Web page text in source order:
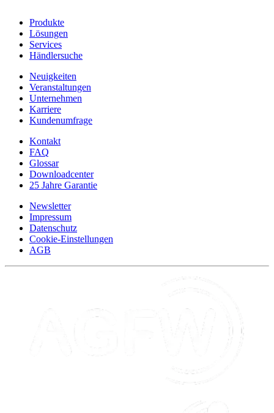
Produkte
Lösungen
Services
Händlersuche
Neuigkeiten
Veranstaltungen
Unternehmen
Karriere
Kundenumfrage
Kontakt
FAQ
Glossar
Downloadcenter
25 Jahre Garantie
Newsletter
Impressum
Datenschutz
Cookie-Einstellungen
AGB